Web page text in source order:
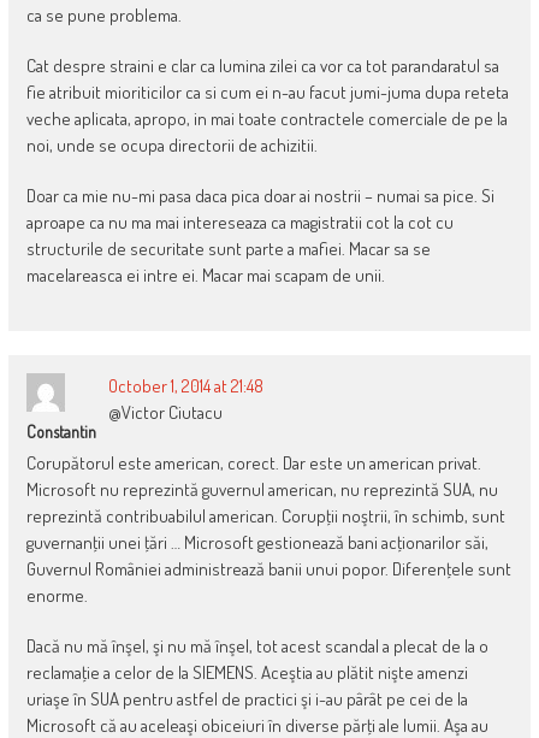
ca se pune problema.
Cat despre straini e clar ca lumina zilei ca vor ca tot parandaratul sa
fie atribuit mioriticilor ca si cum ei n-au facut jumi-juma dupa reteta
veche aplicata, apropo, in mai toate contractele comerciale de pe la
noi, unde se ocupa directorii de achizitii.
Doar ca mie nu-mi pasa daca pica doar ai nostrii – numai sa pice. Si
aproape ca nu ma mai intereseaza ca magistratii cot la cot cu
structurile de securitate sunt parte a mafiei. Macar sa se
macelareasca ei intre ei. Macar mai scapam de unii.
Constantin
October 1, 2014 at 21:48
@Victor Ciutacu
Corupătorul este american, corect. Dar este un american privat.
Microsoft nu reprezintă guvernul american, nu reprezintă SUA, nu
reprezintă contribuabilul american. Corupţii noştrii, în schimb, sunt
guvernanţii unei ţări … Microsoft gestionează bani acţionarilor săi,
Guvernul României administrează banii unui popor. Diferenţele sunt
enorme.
Dacă nu mă înşel, şi nu mă înşel, tot acest scandal a plecat de la o
reclamaţie a celor de la SIEMENS. Aceştia au plătit nişte amenzi
uriaşe în SUA pentru astfel de practici şi i-au pârât pe cei de la
Microsoft că au aceleaşi obiceiuri în diverse părţi ale lumii. Aşa au